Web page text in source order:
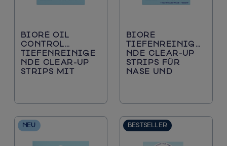
BIORÉ OIL
CONTROL
TIEFENREINIGE
NDE CLEAR-UP
STRIPS MIT
BIORÉ
TIEFENREINIGE
NDE CLEAR-UP
STRIPS FÜR
NASE UND
NEU BESTSELLER